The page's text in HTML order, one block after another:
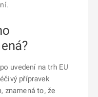
uvedení na trh EU
přípravek
znamená to, že